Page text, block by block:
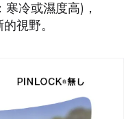
冷或濕度高)，
視野。